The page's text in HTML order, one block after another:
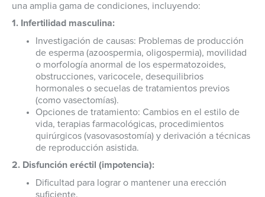
una amplia gama de condiciones, incluyendo:
1. Infertilidad masculina:
Investigación de causas: Problemas de producción
de esperma (azoospermia, oligospermia), movilidad
o morfología anormal de los espermatozoides,
obstrucciones, varicocele, desequilibrios
hormonales o secuelas de tratamientos previos
(como vasectomías).
Opciones de tratamiento: Cambios en el estilo de
vida, terapias farmacológicas, procedimientos
quirúrgicos (vasovasostomía) y derivación a técnicas
de reproducción asistida.
2. Disfunción eréctil (impotencia):
Dificultad para lograr o mantener una erección
suficiente.